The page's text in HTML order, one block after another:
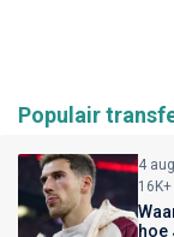
Populair
4
hoe